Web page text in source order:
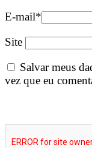
E-mail*
Site
Salvar meus
vez que eu